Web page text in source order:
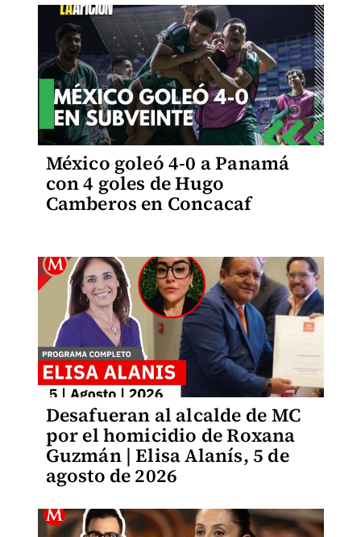
México goleó 4-0 a Panamá
con 4 goles de Hugo
Camberos en Concacaf
Desafueran al alcalde de MC
por el homicidio de Roxana
Guzmán | Elisa Alanís, 5 de
agosto de 2026